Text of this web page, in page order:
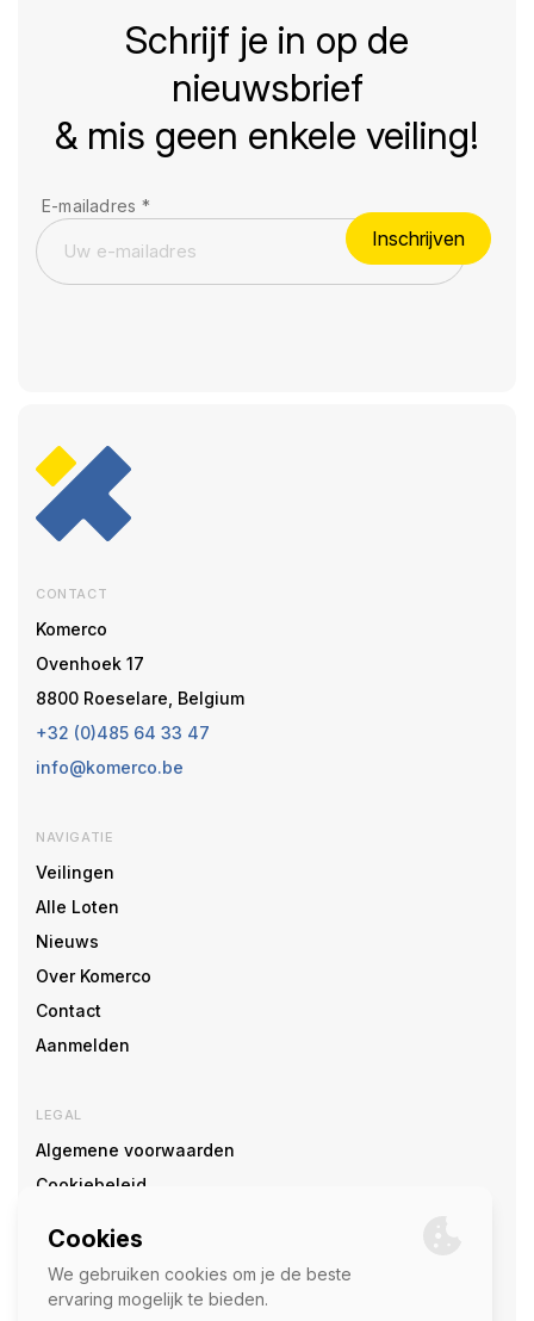
Schrijf je in op de
nieuwsbrief
& mis geen enkele veiling!
E-mailadres *
Inschrijven
CONTACT
Komerco
Ovenhoek 17
8800 Roeselare, Belgium
+32 (0)485 64 33 47
info@komerco.be
NAVIGATIE
Veilingen
Alle Loten
Nieuws
Over Komerco
Contact
Aanmelden
LEGAL
Algemene voorwaarden
Cookiebeleid
SOCIAL